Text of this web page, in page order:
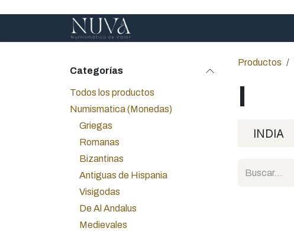
Ir al contenido
Categorías
Todos los productos
Numismatica (Monedas)
Griegas
Romanas
Bizantinas
Antiguas de Hispania
Visigodas
De Al Andalus
Medievales
Productos
I
INDIA